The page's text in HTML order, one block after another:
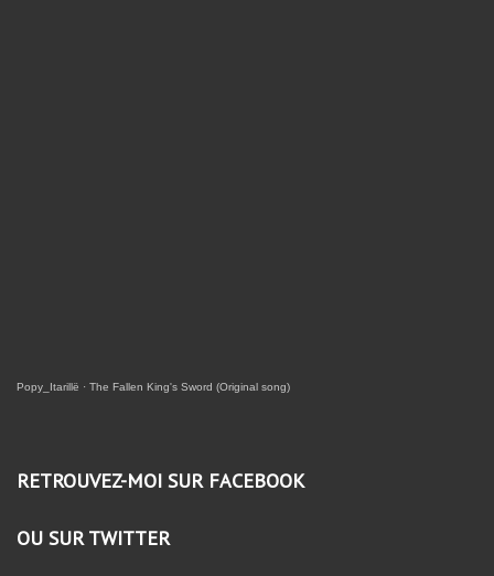
Popy_Itarillë · The Fallen King's Sword (Original song)
RETROUVEZ-MOI SUR FACEBOOK
OU SUR TWITTER